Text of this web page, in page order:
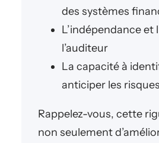
des systèmes
L’indépendance et
l’auditeur
La capacité à
anticiper les
Rappelez-vous, cette
non seulement